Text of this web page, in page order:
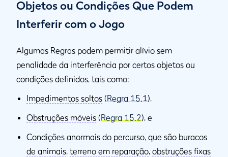
Objetos ou Condições Que Podem
Interferir com o Jogo
Algumas Regras podem permitir alívio sem
penalidade da interferência por certos objetos ou
condições definidos, tais como:
Impedimentos soltos (Regra 15.1),
Obstruções móveis (Regra 15.2), e
Condições anormais do percurso, que são buracos
de animais, terreno em reparação, obstruções fixas